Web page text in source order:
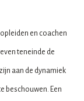
en coachen
teneinde de
aan de dynamiek
beschouwen. Een